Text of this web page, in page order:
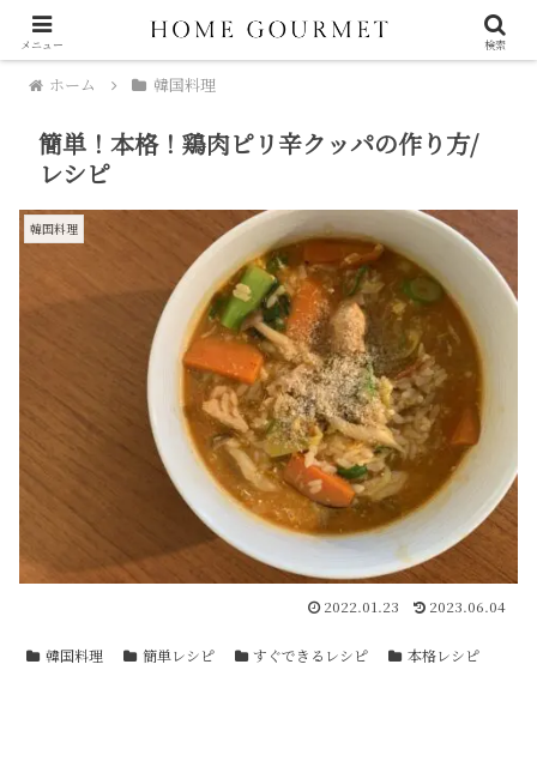
ホーム 韓国料理
簡単！本格！鶏肉ピリ辛クッパの作り方/
レシピ
韓国料理
2022.01.23 2023.06.04
韓国料理 簡単レシピ すぐできるレシピ 本格レシピ
メニュー 検索